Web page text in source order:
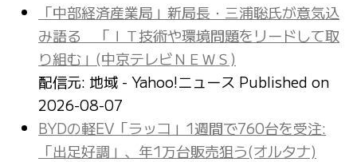
「中部経済産業局」新局長・三浦聡氏が意気込
み語る 「ＩＴ技術や環境問題をリードして取
り組む」(中京テレビＮＥＷＳ)
配信元: 地域 - Yahoo!ニュース Published on
2026-08-07
BYDの軽EV「ラッコ」1週間で760台を受注:
「出足好調」、年1万台販売狙う(オルタナ)